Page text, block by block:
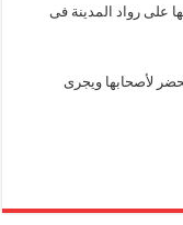
على رواد المدينة فى
على الكميات المضبوطة وتحرير 11 محضر لأصحابها ويجرى